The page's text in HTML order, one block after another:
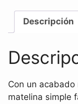
Descripción
Con un
matelina simple